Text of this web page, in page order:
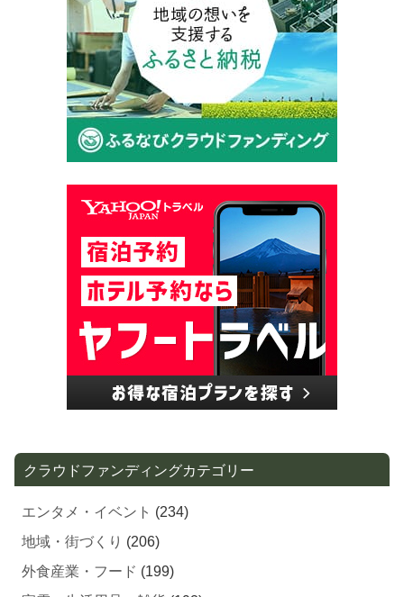
エンタメ・イベント(234)
地域・街づくり(206)
外食産業・フード(199)
家電・生活用品・雑貨(192)